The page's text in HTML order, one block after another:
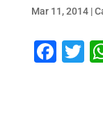
Mar 11, 2014|